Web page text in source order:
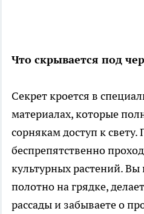
Что скрывается под
Секрет кроется в
материалах, которые
сорнякам доступ к
беспрепятственно
культурных растений. Вы
полотно на грядке,
рассады и забываете о